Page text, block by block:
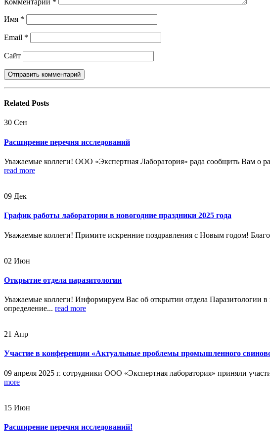
Комментарий *
Имя *
Email *
Сайт
Related Posts
30 Сен
Расширение перечня исследований
Уважаемые коллеги! ООО «Экспертная Лаборатория» рада сообщить Вам о
read more
09 Дек
График работы лаборатории в новогодние праздники 2025 года
Уважаемые коллеги! Примите искренние поздравления с Новым годом!
02 Июн
Открытие отдела паразитологии
Уважаемые коллеги! Информируем Вас об открытии отдела Паразитологии
определение... read more
21 Апр
Участие в конференции «Актуальные проблемы промышленного
09 апреля 2025 г. сотрудники ООО «Экспертная лаборатория» приняли
more
15 Июн
Расширение перечня исследований!